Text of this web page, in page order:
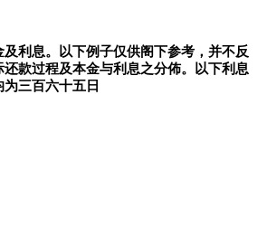
利息。以下例子仅供阁下参考，并不反
还款过程及本金与利息之分佈。以下利息
三百六十五日